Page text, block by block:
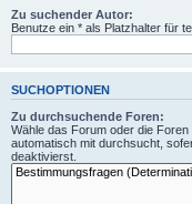
Zu suchender Autor:
Benutze ein * als Platzhalter für
SUCHOPTIONEN
Zu durchsuchende Foren:
Wähle das Forum oder die
automatisch mit durchsucht,
deaktivierst.